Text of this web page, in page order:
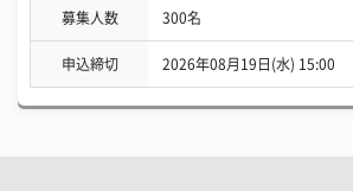
募集人数 300名
申込締切 2026年08月19日(水) 15:00